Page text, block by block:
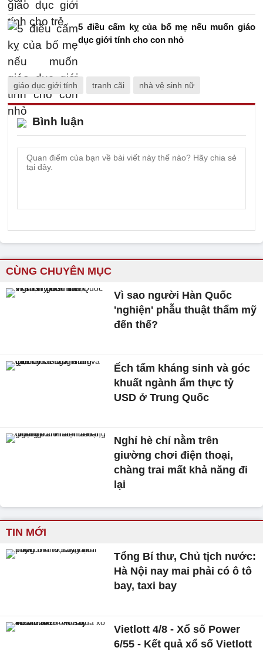
5 điều cấm kỵ của bố mẹ nếu muốn giáo
dục giới tính cho con nhỏ
giáo dục giới tính tranh cãi nhà vệ sinh nữ
Bình luận
CÙNG CHUYÊN MỤC
Vì sao người Hàn Quốc
'nghiện' phẫu thuật thẩm mỹ
đến thế?
Ếch tẩm kháng sinh và góc
khuất ngành ẩm thực tỷ
USD ở Trung Quốc
Nghỉ hè chỉ nằm trên
giường chơi điện thoại,
chàng trai mất khả năng đi
lại
TIN MỚI
Tổng Bí thư, Chủ tịch nước:
Hà Nội nay mai phải có ô tô
bay, taxi bay
Vietlott 4/8 - Xổ số Power
6/55 - Kết quả xổ số Vietlott